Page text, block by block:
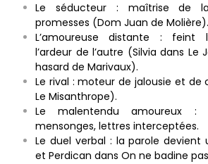
Le séducteur : maîtrise de
promesses (Dom Juan de Molière).
L’amoureuse distante : feint
l’ardeur de l’autre (Silvia dans Le
hasard de Marivaux).
Le rival : moteur de jalousie et de
Le Misanthrope).
Le malentendu amoureux :
mensonges, lettres interceptées.
Le duel verbal : la parole
et Perdican dans On ne badine